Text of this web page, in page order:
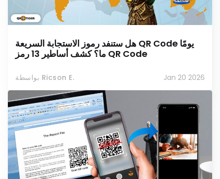
هل ستنفد رموز الاستجابة السريعة QR Code يومًا
ما؟ كشف أساطير 13 رمز QR Code
بواسطة Ricson E. Jan 20 2026